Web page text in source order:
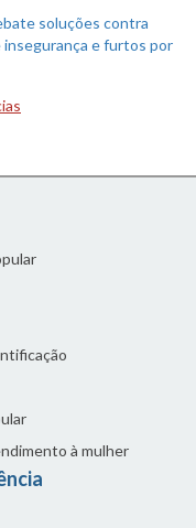
soluções contra
insegurança e furtos por
à mulher